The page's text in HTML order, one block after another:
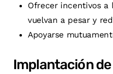
Ofrecer incentivos a
vuelvan a pesar y
Apoyarse
Implantación